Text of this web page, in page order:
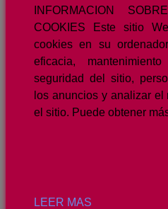
INFORMACION
COOKIES Este sitio
cookies en su
eficacia,
seguridad del sitio,
los anuncios y analizar
el sitio. Puede obtener
LEER MAS